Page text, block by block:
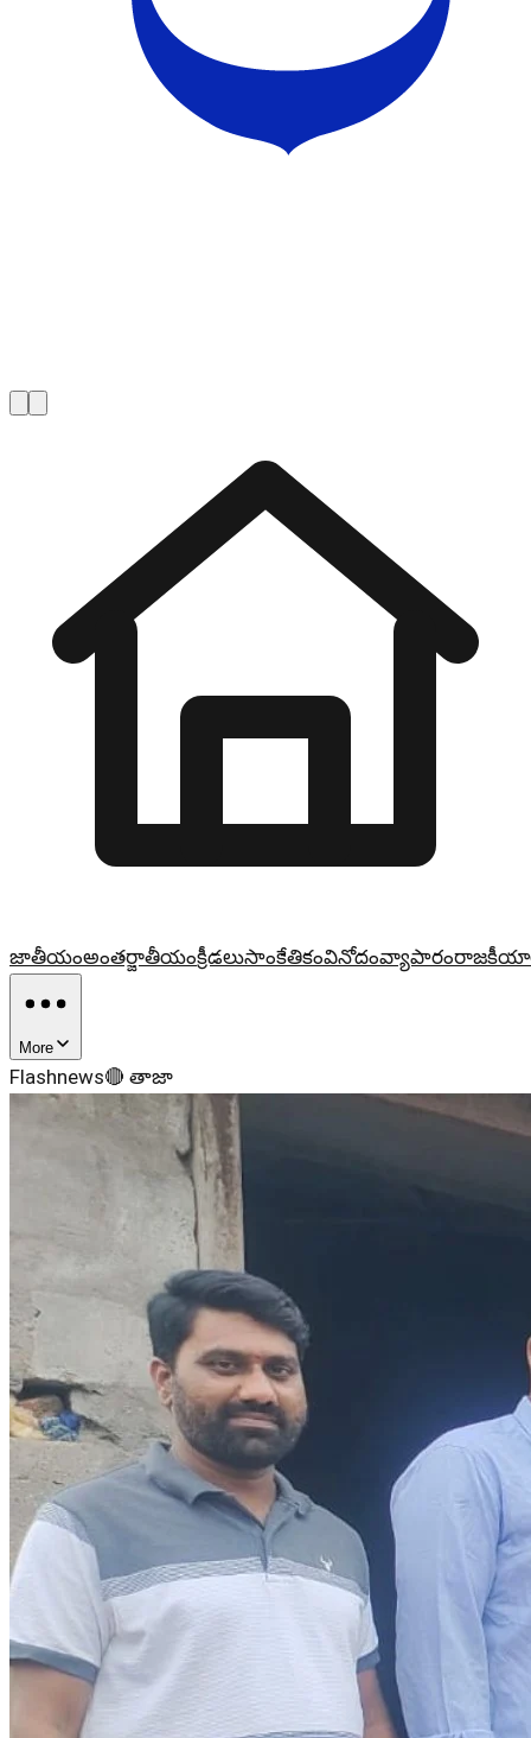
జాతీయంఅంతర్జాతీయంక్రీడలుసాంకేతికంవినోదంవ్యాపారం
More
Flashnews🔴 తాజా